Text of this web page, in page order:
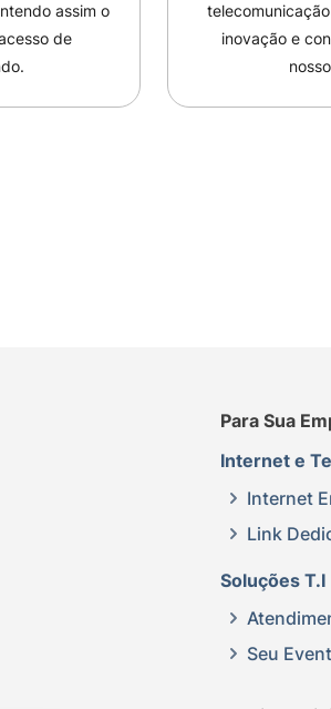
assim o
de
inovação e
Para Sua
Internet e
Internet
Link
Soluções T.I
Seu